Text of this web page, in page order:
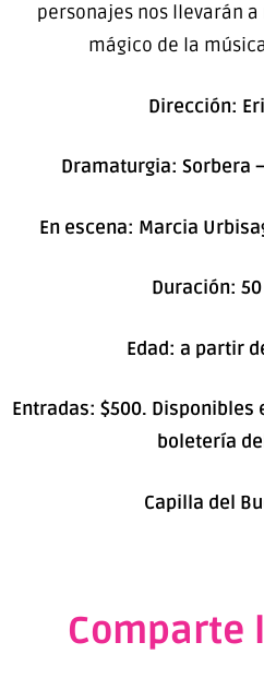
personajes nos llevarán
mágico de la
Dirección:
Dramaturgia: Sorbera
En escena: Marcia
Duración:
Edad: a partir
Entradas: $500. Disponibles
boletería
Capilla del
Comparte